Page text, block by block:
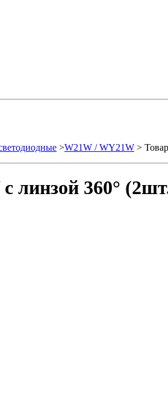
>W21W / WY21W > Товар
линзой 360°